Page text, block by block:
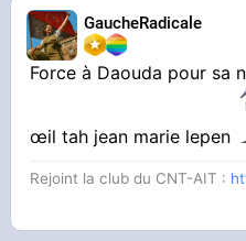
GaucheRadicale
Force à Daouda pour sa
œil tah jean marie lepen
Rejoint la club du CNT-AIT :